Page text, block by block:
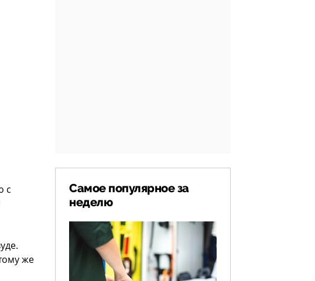
с
же
Самое популярное за
неделю